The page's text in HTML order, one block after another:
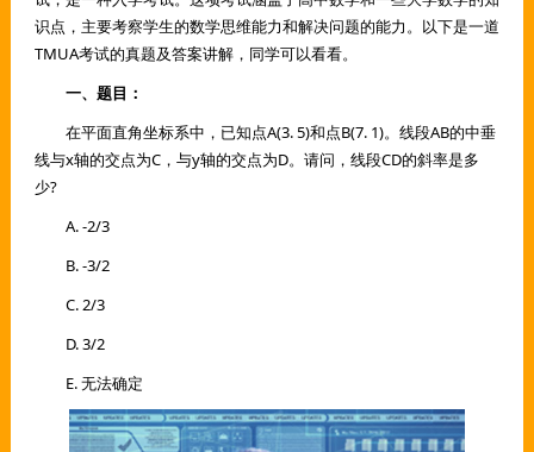
识点，主要考察学生的数学思维能力和解决问题的能力。以下是一道
TMUA考试的真题及答案讲解，同学可以看看。
一、题目：
在平面直角坐标系中，已知点A(3. 5)和点B(7. 1)。线段AB的中垂
线与x轴的交点为C，与y轴的交点为D。请问，线段CD的斜率是多
少?
A. -2/3
B. -3/2
C. 2/3
D. 3/2
E. 无法确定